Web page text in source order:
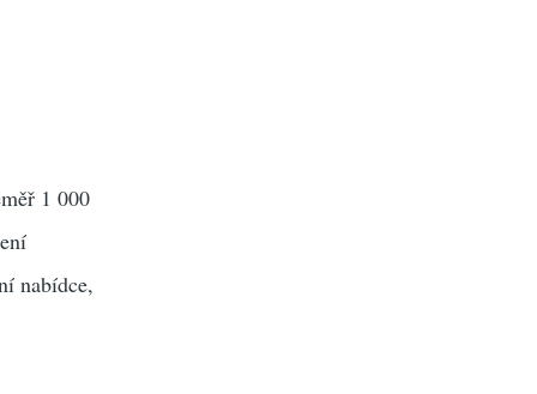
1 000
nabídce,